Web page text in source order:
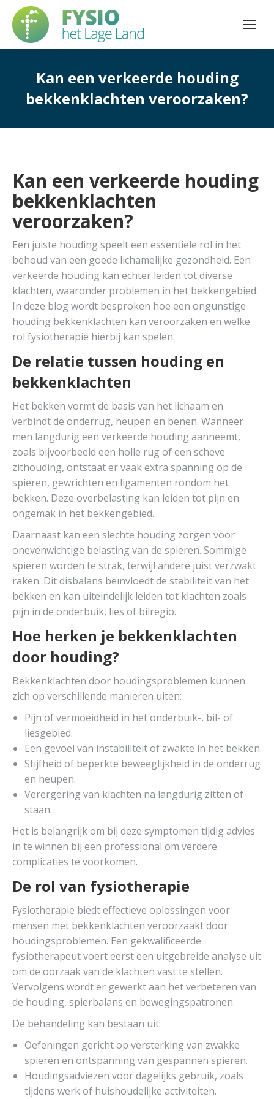
Kan een verkeerde houding
bekkenklachten veroorzaken?
Kan een verkeerde houding
bekkenklachten
veroorzaken?
Een juiste houding speelt een essentiële rol in het
behoud van een goede lichamelijke gezondheid. Een
verkeerde houding kan echter leiden tot diverse
klachten, waaronder problemen in het bekkengebied.
In deze blog wordt besproken hoe een ongunstige
houding bekkenklachten kan veroorzaken en welke
rol fysiotherapie hierbij kan spelen.
De relatie tussen houding en
bekkenklachten
Het bekken vormt de basis van het lichaam en
verbindt de onderrug, heupen en benen. Wanneer
men langdurig een verkeerde houding aanneemt,
zoals bijvoorbeeld een holle rug of een scheve
zithouding, ontstaat er vaak extra spanning op de
spieren, gewrichten en ligamenten rondom het
bekken. Deze overbelasting kan leiden tot pijn en
ongemak in het bekkengebied.
Daarnaast kan een slechte houding zorgen voor
onevenwichtige belasting van de spieren. Sommige
spieren worden te strak, terwijl andere juist verzwakt
raken. Dit disbalans beïnvloedt de stabiliteit van het
bekken en kan uiteindelijk leiden tot klachten zoals
pijn in de onderbuik, lies of bilregio.
Hoe herken je bekkenklachten
door houding?
Bekkenklachten door houdingsproblemen kunnen
zich op verschillende manieren uiten:
Pijn of vermoeidheid in het onderbuik-, bil- of
liesgebied.
Een gevoel van instabiliteit of zwakte in het bekken.
Stijfheid of beperkte beweeglijkheid in de onderrug
en heupen.
Verergering van klachten na langdurig zitten of
staan.
Het is belangrijk om bij deze symptomen tijdig advies
in te winnen bij een professional om verdere
complicaties te voorkomen.
De rol van fysiotherapie
Fysiotherapie biedt effectieve oplossingen voor
mensen met bekkenklachten veroorzaakt door
houdingsproblemen. Een gekwalificeerde
fysiotherapeut voert eerst een uitgebreide analyse uit
om de oorzaak van de klachten vast te stellen.
Vervolgens wordt er gewerkt aan het verbeteren van
de houding, spierbalans en bewegingspatronen.
De behandeling kan bestaan uit:
Oefeningen gericht op versterking van zwakke
spieren en ontspanning van gespannen spieren.
Houdingsadviezen voor dagelijks gebruik, zoals
tijdens werk of huishoudelijke activiteiten.